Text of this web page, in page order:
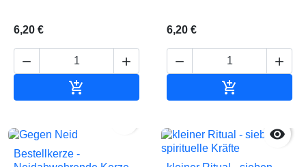
6,20 €
 

6,20 €
 

Bestellkerze -
